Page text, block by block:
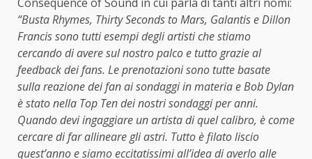
“Busta Rhymes, Thirty Seconds to Mars, Galantis e Dillon
Francis sono tutti esempi degli artisti che stiamo
cercando di avere sul nostro palco e tutto grazie al
feedback dei fans. Le prenotazioni sono tutte basate
sulla reazione dei fan ai sondaggi in materia e Bob Dylan
è stato nella Top Ten dei nostri sondaggi per anni.
Quando devi ingaggiare un artista di quel calibro, è come
cercare di far allineare gli astri. Tutto è filato liscio
quest’anno e siamo eccitatissimi all’idea di averlo alle